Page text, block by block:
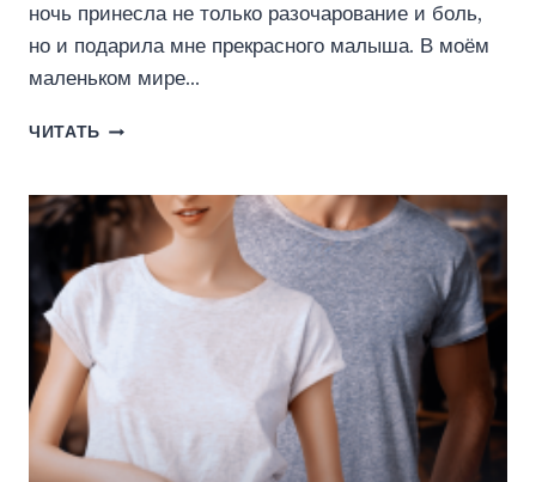
ночь принесла не только разочарование и боль,
но и подарила мне прекрасного малыша. В моём
маленьком мире…
ЧИТАТЬ РАССВЕТ
(КРИСТИНА
МАЙЕР)